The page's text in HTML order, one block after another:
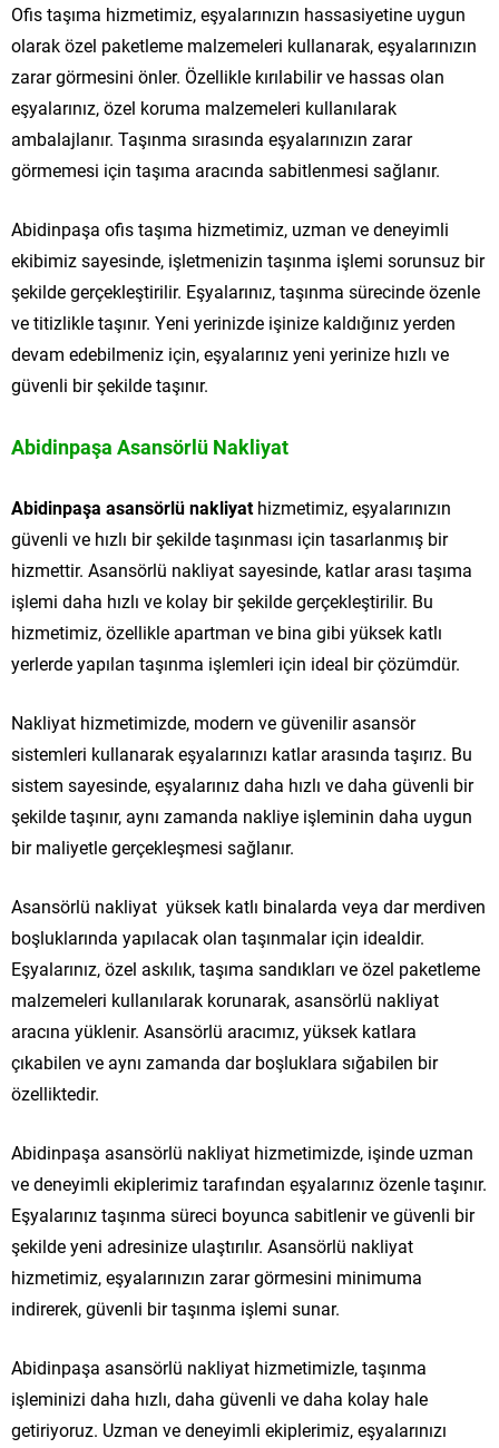
Ofis taşıma hizmetimiz, eşyalarınızın hassasiyetine uygun
olarak özel paketleme malzemeleri kullanarak, eşyalarınızın
zarar görmesini önler. Özellikle kırılabilir ve hassas olan
eşyalarınız, özel koruma malzemeleri kullanılarak
ambalajlanır. Taşınma sırasında eşyalarınızın zarar
görmemesi için taşıma aracında sabitlenmesi sağlanır.
Abidinpaşa ofis taşıma hizmetimiz, uzman ve deneyimli
ekibimiz sayesinde, işletmenizin taşınma işlemi sorunsuz bir
şekilde gerçekleştirilir. Eşyalarınız, taşınma sürecinde özenle
ve titizlikle taşınır. Yeni yerinizde işinize kaldığınız yerden
devam edebilmeniz için, eşyalarınız yeni yerinize hızlı ve
güvenli bir şekilde taşınır.
Abidinpaşa Asansörlü Nakliyat
Abidinpaşa asansörlü nakliyathizmetimiz, eşyalarınızın
güvenli ve hızlı bir şekilde taşınması için tasarlanmış bir
hizmettir. Asansörlü nakliyat sayesinde, katlar arası taşıma
işlemi daha hızlı ve kolay bir şekilde gerçekleştirilir. Bu
hizmetimiz, özellikle apartman ve bina gibi yüksek katlı
yerlerde yapılan taşınma işlemleri için ideal bir çözümdür.
Nakliyat hizmetimizde, modern ve güvenilir asansör
sistemleri kullanarak eşyalarınızı katlar arasında taşırız. Bu
sistem sayesinde, eşyalarınız daha hızlı ve daha güvenli bir
şekilde taşınır, aynı zamanda nakliye işleminin daha uygun
bir maliyetle gerçekleşmesi sağlanır.
Asansörlü nakliyat yüksek katlı binalarda veya dar merdiven
boşluklarında yapılacak olan taşınmalar için idealdir.
Eşyalarınız, özel askılık, taşıma sandıkları ve özel paketleme
malzemeleri kullanılarak korunarak, asansörlü nakliyat
aracına yüklenir. Asansörlü aracımız, yüksek katlara
çıkabilen ve aynı zamanda dar boşluklara sığabilen bir
özelliktedir.
Abidinpaşa asansörlü nakliyat hizmetimizde, işinde uzman
ve deneyimli ekiplerimiz tarafından eşyalarınız özenle taşınır.
Eşyalarınız taşınma süreci boyunca sabitlenir ve güvenli bir
şekilde yeni adresinize ulaştırılır. Asansörlü nakliyat
hizmetimiz, eşyalarınızın zarar görmesini minimuma
indirerek, güvenli bir taşınma işlemi sunar.
Abidinpaşa asansörlü nakliyat hizmetimizle, taşınma
işleminizi daha hızlı, daha güvenli ve daha kolay hale
getiriyoruz. Uzman ve deneyimli ekiplerimiz, eşyalarınızı